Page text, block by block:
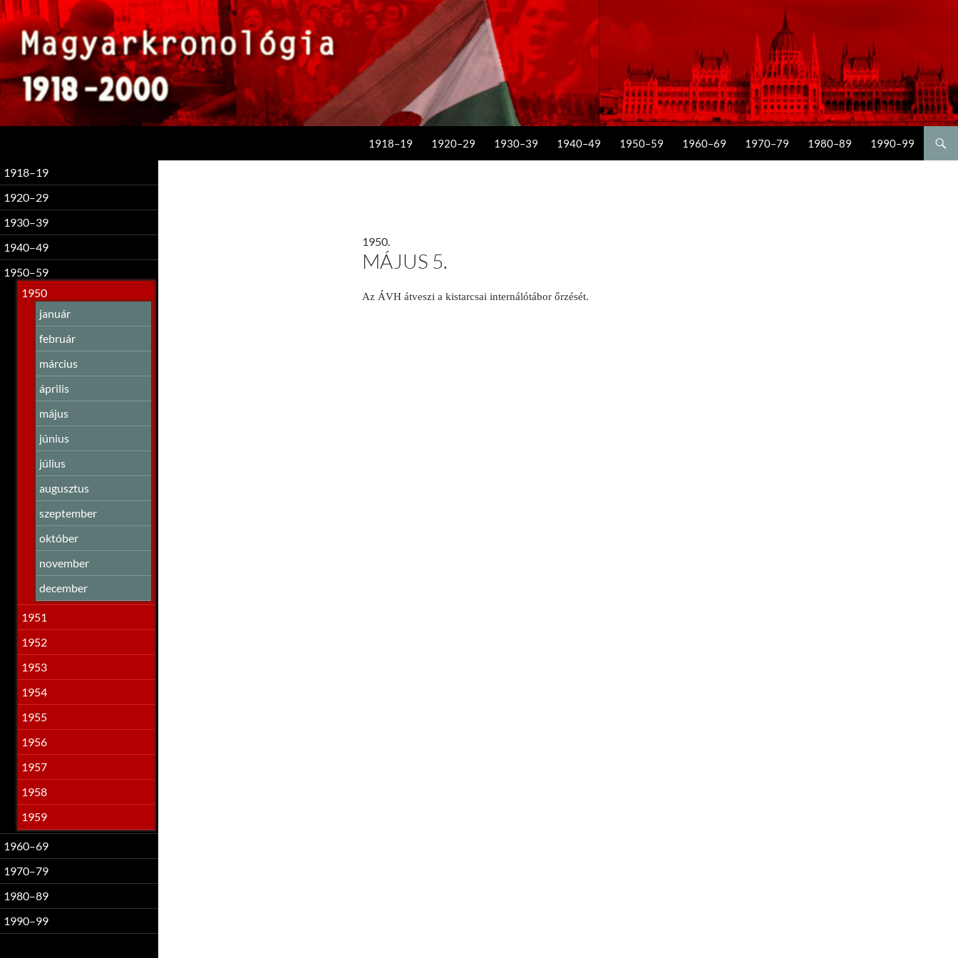
1918–19 1920–29 1930–39 1940–49 1950–59 1960–69 1970–79 1980–89 1990–99
1950.
MÁJUS 5.
Az ÁVH átveszi a kistarcsai internálótábor őrzését.
1918–19
1920–29
1930–39
1940–49
1950–59
1950
január
február
március
április
május
június
július
augusztus
szeptember
október
november
december
1951
1952
1953
1954
1955
1956
1957
1958
1959
1960–69
1970–79
1980–89
1990–99